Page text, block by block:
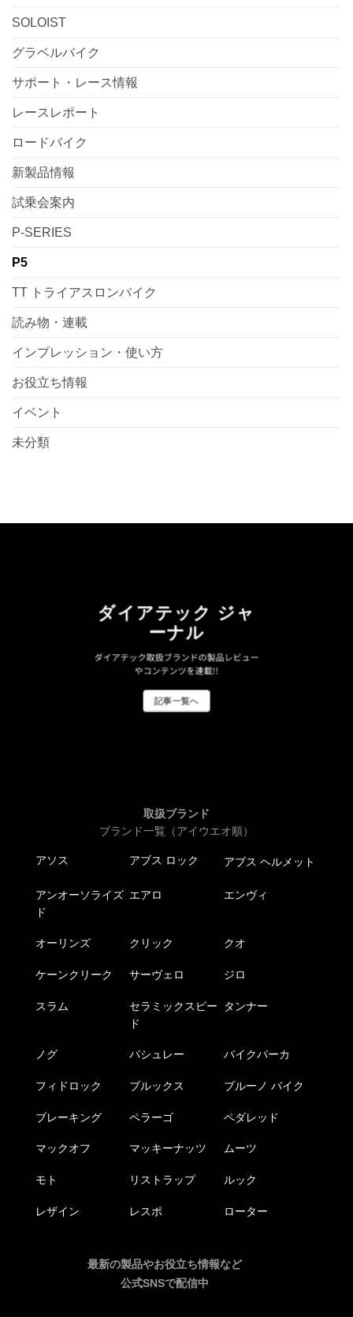
SOLOIST
グラベルバイク
サポート・レース情報
レースレポート
ロードバイク
新製品情報
試乗会案内
P-SERIES
P5
TT トライアスロンバイク
読み物・連載
インプレッション・使い方
お役立ち情報
イベント
未分類
ダイアテック ジャ
ーナル
ダイアテック取扱ブランドの製品レビュー
やコンテンツを連載!!
記事一覧へ
取扱ブランド
ブランド一覧（アイウエオ順）
アソス アブス ロック アブス ヘルメット
アンオーソライズ
ド
エアロ エンヴィ
オーリンズ クリック クオ
ケーンクリーク サーヴェロ ジロ
スラム
セラミックスピー
ド
タンナー
ノグ パシュレー バイクパーカ
フィドロック ブルックス ブルーノ バイク
ブレーキング ペラーゴ ペダレッド
マックオフ マッキーナッツ ムーツ
モト リストラップ ルック
レザイン レスポ ローター
最新の製品やお役立ち情報など
公式SNSで配信中